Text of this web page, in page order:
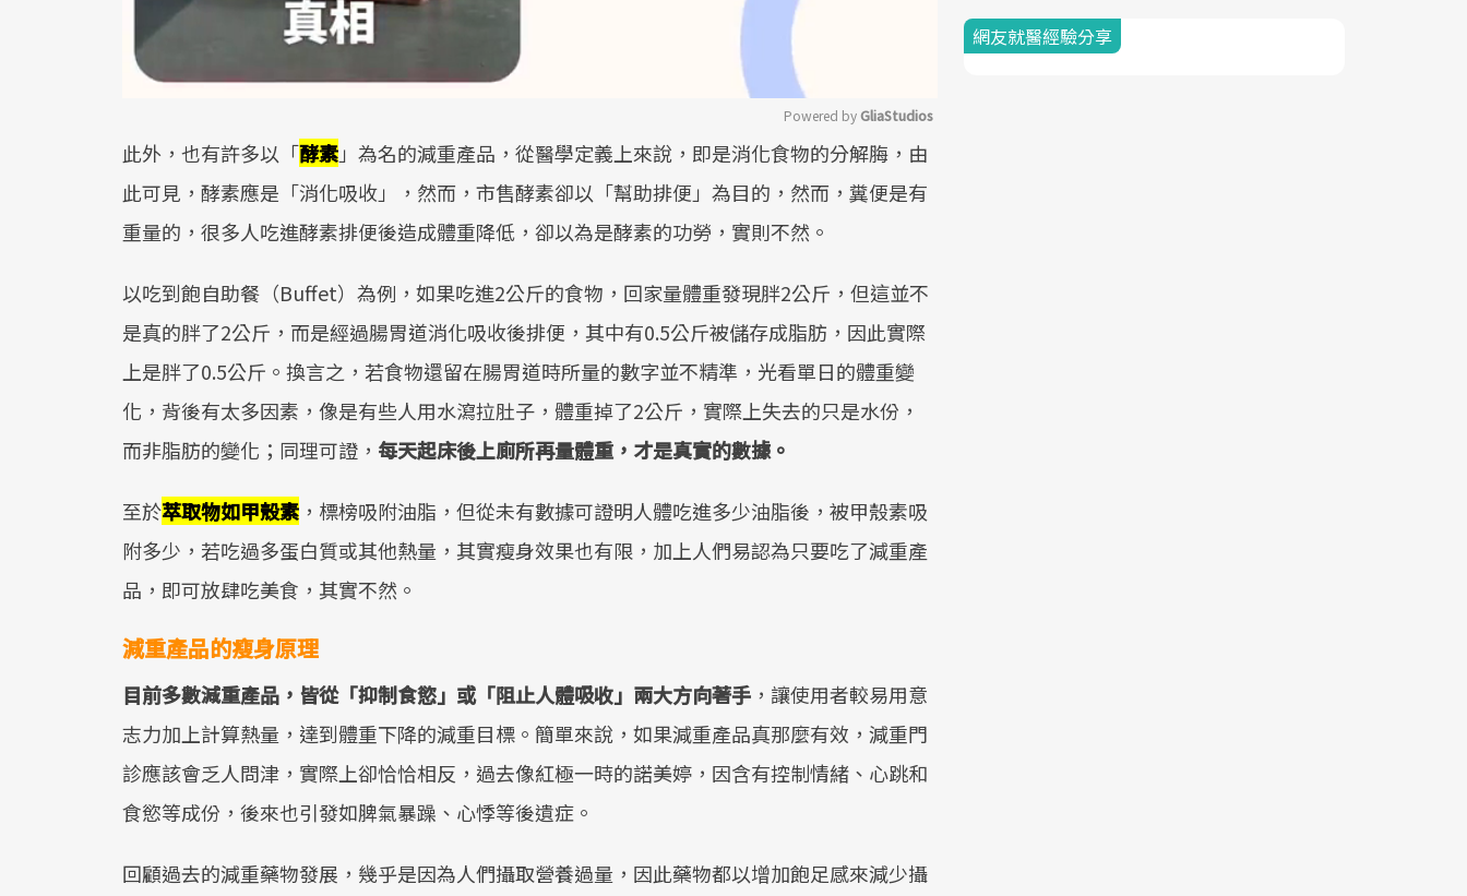
Mute
Powered by GliaStudios
此外，也有許多以「酵素」為名的減重產品，從醫學定義上來說，即是消化食物的分解脢，由
此可見，酵素應是「消化吸收」，然而，市售酵素卻以「幫助排便」為目的，然而，糞便是有
重量的，很多人吃進酵素排便後造成體重降低，卻以為是酵素的功勞，實則不然。
以吃到飽自助餐（Buffet）為例，如果吃進2公斤的食物，回家量體重發現胖2公斤，但這並不
是真的胖了2公斤，而是經過腸胃道消化吸收後排便，其中有0.5公斤被儲存成脂肪，因此實際
上是胖了0.5公斤。換言之，若食物還留在腸胃道時所量的數字並不精準，光看單日的體重變
化，背後有太多因素，像是有些人用水瀉拉肚子，體重掉了2公斤，實際上失去的只是水份，
而非脂肪的變化；同理可證， 每天起床後上廁所再量體重，才是真實的數據。
至於萃取物如甲殼素 ，標榜吸附油脂，但從未有數據可證明人體吃進多少油脂後，被甲殼素吸
附多少，若吃過多蛋白質或其他熱量，其實瘦身效果也有限，加上人們易認為只要吃了減重產
品，即可放肆吃美食，其實不然。
減重產品的瘦身原理
目前多數減重產品，皆從「抑制食慾」或「阻止人體吸收」兩大方向著手 ，讓使用者較易用意
志力加上計算熱量，達到體重下降的減重目標。簡單來說，如果減重產品真那麼有效，減重門
診應該會乏人問津，實際上卻恰恰相反，過去像紅極一時的諾美婷，因含有控制情緒、心跳和
食慾等成份，後來也引發如脾氣暴躁、心悸等後遺症。
回顧過去的減重藥物發展，幾乎是因為人們攝取營養過量，因此藥物都以增加飽足感來減少攝
網友就醫經驗分享